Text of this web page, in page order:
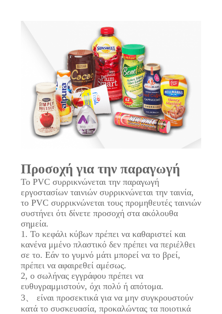
Προσοχή για την παραγωγή
Το PVC συρρικνώνεται την παραγωγή
εργοστασίων ταινιών συρρικνώνεται την ταινία,
το PVC συρρικνώνεται τους προμηθευτές ταινιών
συστήνει ότι δίνετε προσοχή στα ακόλουθα
σημεία.
1. Το κεφάλι κύβων πρέπει να καθαριστεί και
κανένα μμένο πλαστικό δεν πρέπει να περιέλθει
σε το. Εάν το γυμνό μάτι μπορεί να το βρεί,
πρέπει να αφαιρεθεί αμέσως.
2, ο σωλήνας εγγράφου πρέπει να
ευθυγραμμιστούν, όχι πολύ ή απότομα.
3、 είναι προσεκτικά για να μην συγκρουστούν
κατά το συσκευασία, προκαλώντας τα ποιοτικά